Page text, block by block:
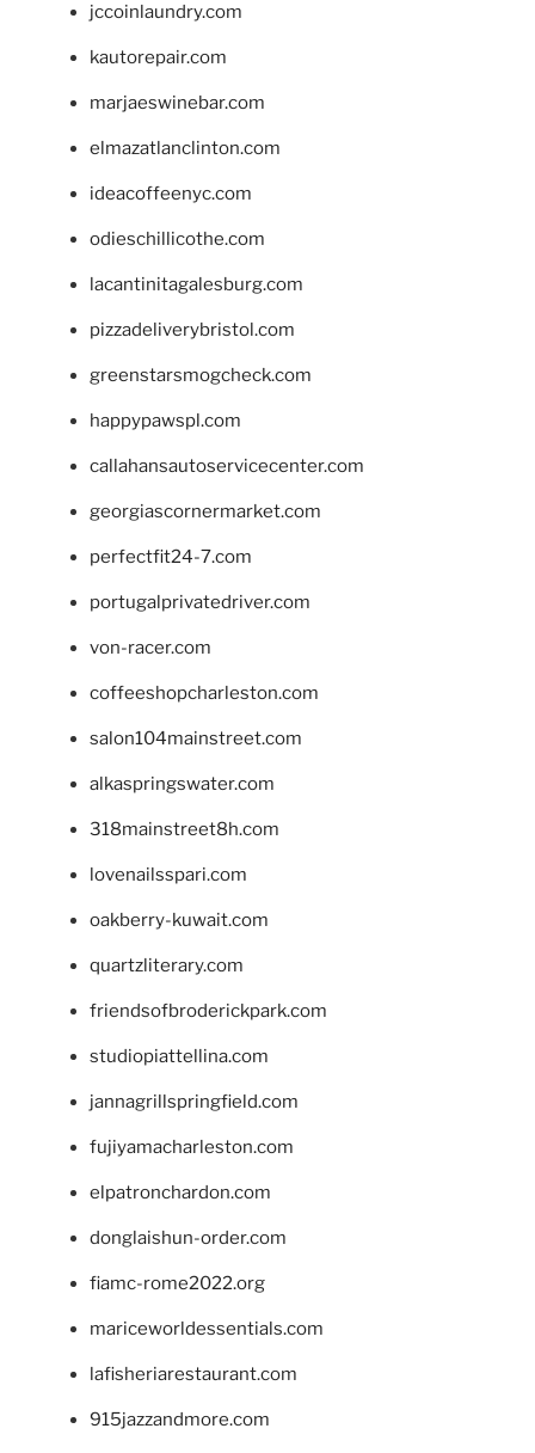
jccoinlaundry.com
kautorepair.com
marjaeswinebar.com
elmazatlanclinton.com
ideacoffeenyc.com
odieschillicothe.com
lacantinitagalesburg.com
pizzadeliverybristol.com
greenstarsmogcheck.com
happypawspl.com
callahansautoservicecenter.com
georgiascornermarket.com
perfectfit24-7.com
portugalprivatedriver.com
von-racer.com
coffeeshopcharleston.com
salon104mainstreet.com
alkaspringswater.com
318mainstreet8h.com
lovenailsspari.com
oakberry-kuwait.com
quartzliterary.com
friendsofbroderickpark.com
studiopiattellina.com
jannagrillspringfield.com
fujiyamacharleston.com
elpatronchardon.com
donglaishun-order.com
fiamc-rome2022.org
mariceworldessentials.com
lafisheriarestaurant.com
915jazzandmore.com